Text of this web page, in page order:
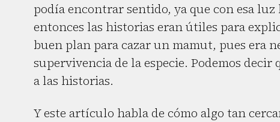
podía encontrar sentido, ya que con esa
entonces las historias eran útiles para
buen plan para cazar un mamut, pues era
supervivencia de la especie. Podemos
a las historias.
Y este artículo habla de cómo algo tan